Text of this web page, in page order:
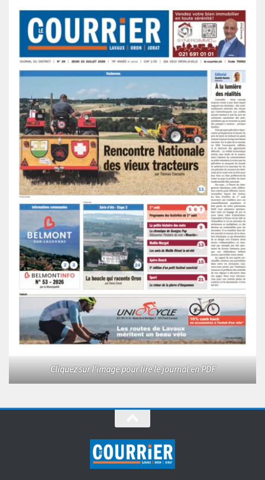
Cliquez sur l'image pour lire le journal en PDF